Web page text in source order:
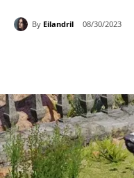
By Eilandril 08/30/2023